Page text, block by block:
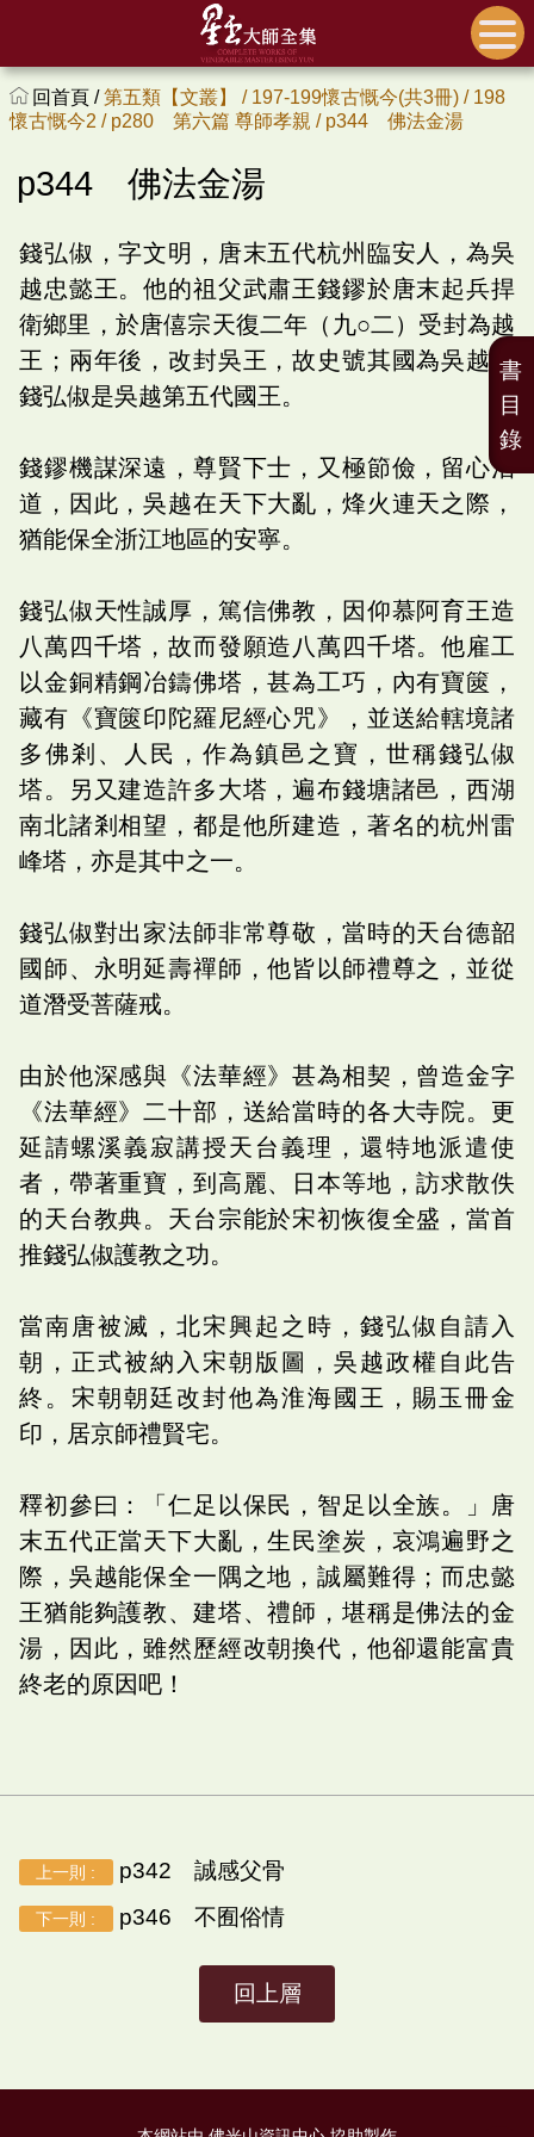
回首頁 /第五類【文叢】 / 197-199懷古慨今(共3冊) / 198
懷古慨今2 / p280 第六篇 尊師孝親 / p344 佛法金湯
p344 佛法金湯
錢弘俶，字文明，唐末五代杭州臨安人，為吳
越忠懿王。他的祖父武肅王錢鏐於唐末起兵捍
衛鄉里，於唐僖宗天復二年（九○二）受封為越
王；兩年後，改封吳王，故史號其國為吳越，
錢弘俶是吳越第五代國王。
錢鏐機謀深遠，尊賢下士，又極節儉，留心治
道，因此，吳越在天下大亂，烽火連天之際，
猶能保全浙江地區的安寧。
錢弘俶天性誠厚，篤信佛教，因仰慕阿育王造
八萬四千塔，故而發願造八萬四千塔。他雇工
以金銅精鋼冶鑄佛塔，甚為工巧，內有寶篋，
藏有《寶篋印陀羅尼經心咒》，並送給轄境諸
多佛剎、人民，作為鎮邑之寶，世稱錢弘俶
塔。另又建造許多大塔，遍布錢塘諸邑，西湖
南北諸剎相望，都是他所建造，著名的杭州雷
峰塔，亦是其中之一。
錢弘俶對出家法師非常尊敬，當時的天台德韶
國師、永明延壽禪師，他皆以師禮尊之，並從
道潛受菩薩戒。
由於他深感與《法華經》甚為相契，曾造金字
《法華經》二十部，送給當時的各大寺院。更
延請螺溪義寂講授天台義理，還特地派遣使
者，帶著重寶，到高麗、日本等地，訪求散佚
的天台教典。天台宗能於宋初恢復全盛，當首
推錢弘俶護教之功。
當南唐被滅，北宋興起之時，錢弘俶自請入
朝，正式被納入宋朝版圖，吳越政權自此告
終。宋朝朝廷改封他為淮海國王，賜玉冊金
印，居京師禮賢宅。
釋初參曰：「仁足以保民，智足以全族。」唐
末五代正當天下大亂，生民塗炭，哀鴻遍野之
際，吳越能保全一隅之地，誠屬難得；而忠懿
王猶能夠護教、建塔、禮師，堪稱是佛法的金
湯，因此，雖然歷經改朝換代，他卻還能富貴
終老的原因吧！
上一則 : p342 誠感父骨
下一則 : p346 不囿俗情
回上層
書
目
錄